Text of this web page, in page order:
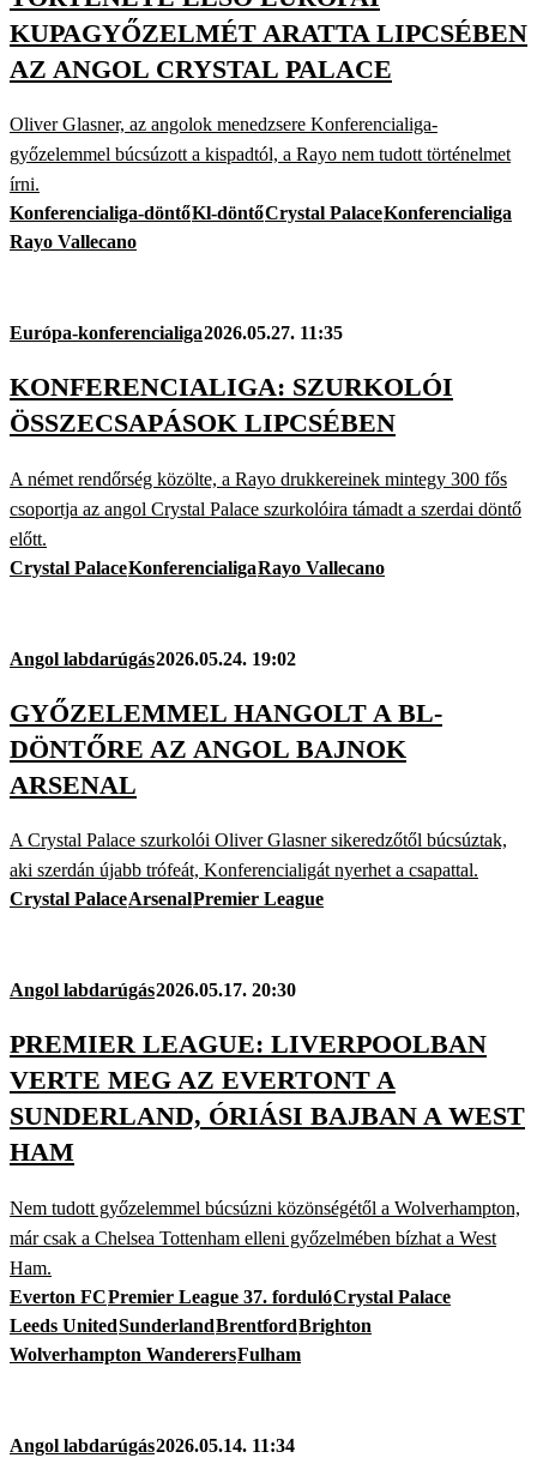
KUPAGYŐZELMÉT ARATTA LIPCSÉBEN
AZ ANGOL CRYSTAL PALACE
Oliver Glasner, az angolok menedzsere Konferencialiga-
győzelemmel búcsúzott a kispadtól, a Rayo nem tudott történelmet
írni.
Konferencialiga-döntőKl-döntőCrystal PalaceKonferencialiga
Rayo Vallecano
Európa-konferencialiga2026.05.27. 11:35
KONFERENCIALIGA: SZURKOLÓI
ÖSSZECSAPÁSOK LIPCSÉBEN
A német rendőrség közölte, a Rayo drukkereinek mintegy 300 fős
csoportja az angol Crystal Palace szurkolóira támadt a szerdai döntő
előtt.
Crystal PalaceKonferencialigaRayo Vallecano
Angol labdarúgás2026.05.24. 19:02
GYŐZELEMMEL HANGOLT A BL-
DÖNTŐRE AZ ANGOL BAJNOK
ARSENAL
A Crystal Palace szurkolói Oliver Glasner sikeredzőtől búcsúztak,
aki szerdán újabb trófeát, Konferencialigát nyerhet a csapattal.
Crystal PalaceArsenalPremier League
Angol labdarúgás2026.05.17. 20:30
PREMIER LEAGUE: LIVERPOOLBAN
VERTE MEG AZ EVERTONT A
SUNDERLAND, ÓRIÁSI BAJBAN A WEST
HAM
Nem tudott győzelemmel búcsúzni közönségétől a Wolverhampton,
már csak a Chelsea Tottenham elleni győzelmében bízhat a West
Ham.
Everton FCPremier League 37. fordulóCrystal Palace
Leeds UnitedSunderlandBrentfordBrighton
Wolverhampton WanderersFulham
Angol labdarúgás2026.05.14. 11:34